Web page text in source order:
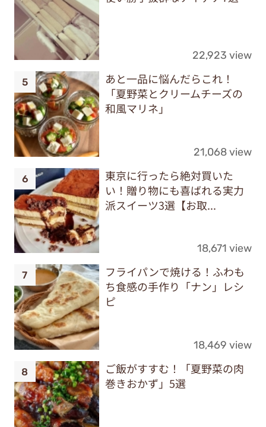
22,923 view
あと一品に悩んだらこれ！
「夏野菜とクリームチーズの
和風マリネ」
21,068 view
東京に行ったら絶対買いた
い！贈り物にも喜ばれる実力
派スイーツ3選【お取...
18,671 view
フライパンで焼ける！ふわも
ち食感の手作り「ナン」レシ
ピ
18,469 view
ご飯がすすむ！「夏野菜の肉
巻きおかず」5選